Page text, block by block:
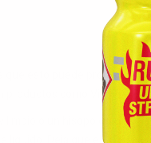
que esto puede provocar
como Viagra o
limpio o un hisopo de